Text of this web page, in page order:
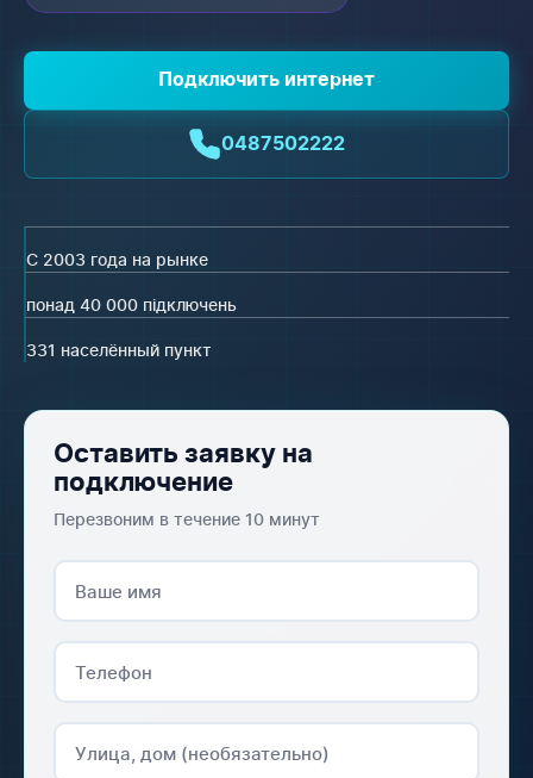
Подключить интернет
0487502222
С 2003 года на рынке
понад 40 000 підключень
331 населённый пункт
Оставить заявку на
подключение
Перезвоним в течение 10 минут